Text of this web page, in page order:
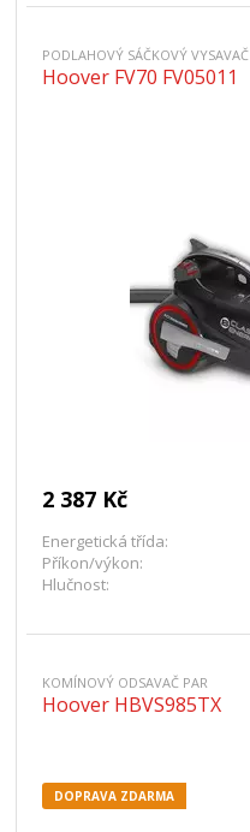
PODLAHOVÝ SÁČKOVÝ VYSAVAČ
Hoover FV70 FV05011
2 387 Kč
Energetická třída:
Příkon/výkon:
Hlučnost:
KOMÍNOVÝ ODSAVAČ PAR
Hoover HBVS985TX
DOPRAVA ZDARMA